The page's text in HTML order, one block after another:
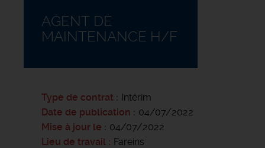
AGENT DE
MAINTENANCE H/F
Type de contrat
Intérim
Date de publication
04/07/2022
Mise à jour le
04/07/2022
Lieu de travail
Fareins